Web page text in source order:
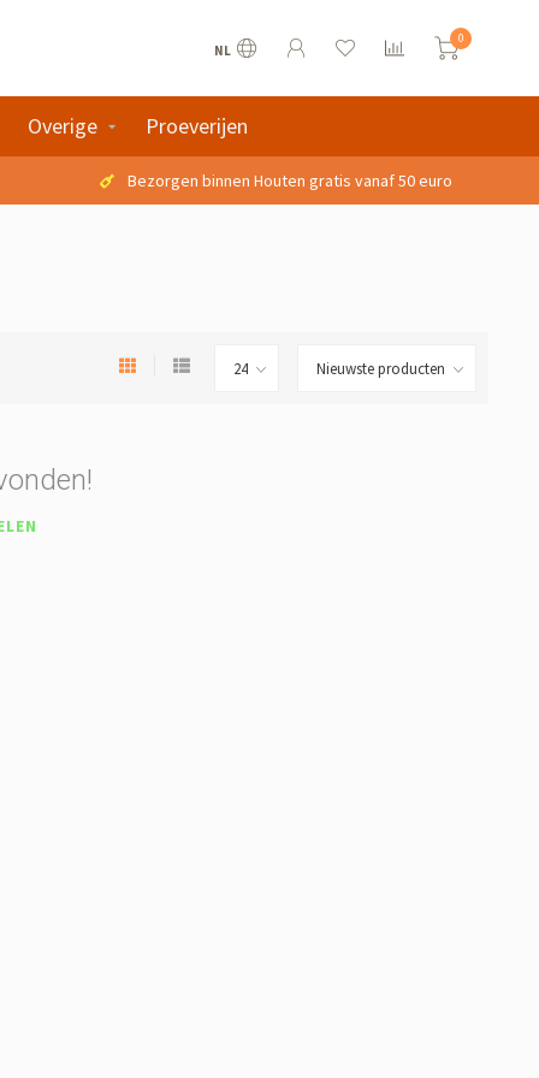
NL
0
Overige Proeverijen
Bezorgen binnen Houten gratis vanaf 50 euro